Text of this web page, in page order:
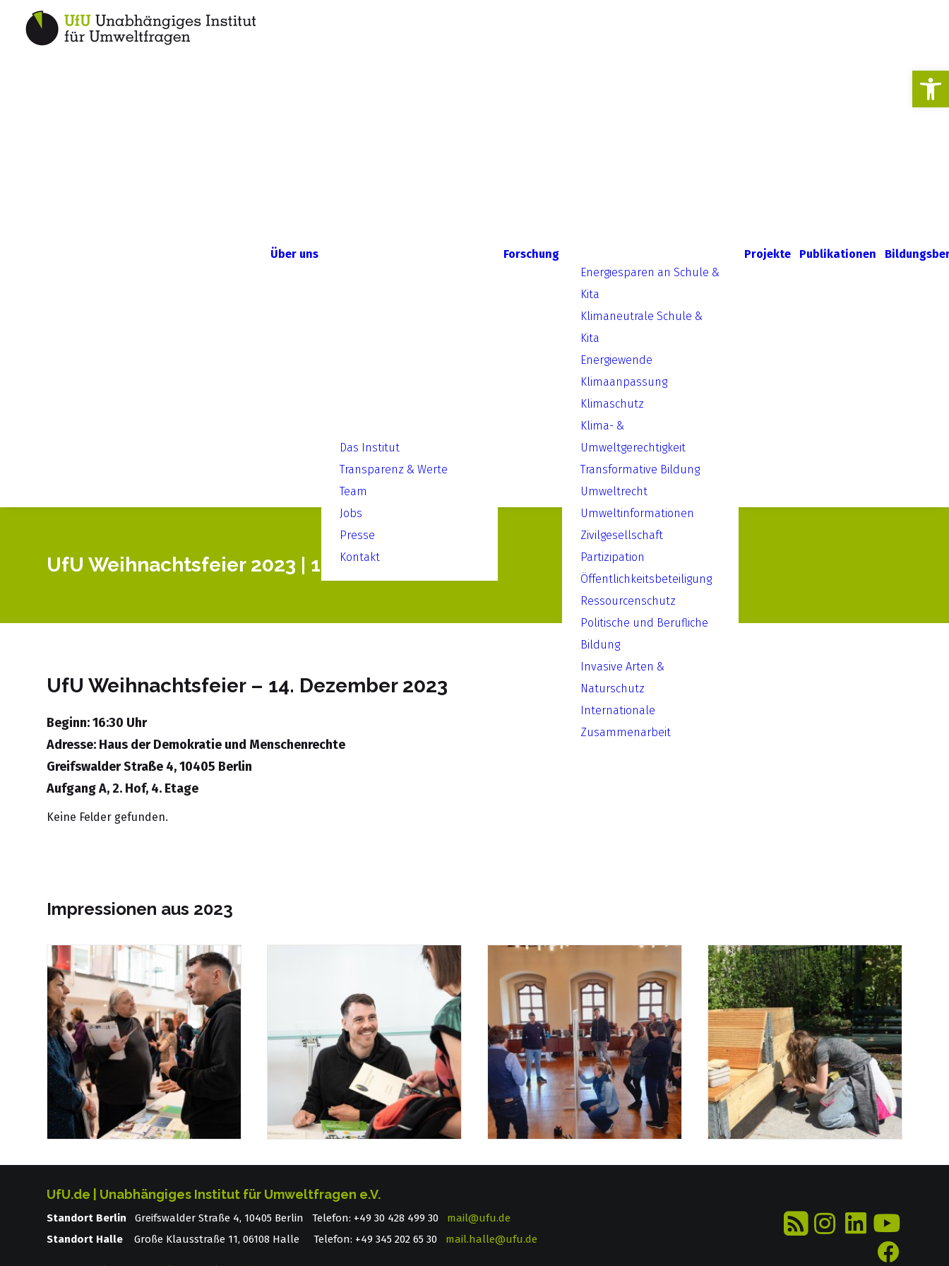
Über uns
Das Institut
Transparenz & Werte
Team
Jobs
Presse
Kontakt
Forschung
Energiesparen an Schule &
Kita
Klimaneutrale Schule &
Kita
Energiewende
Klimaanpassung
Klimaschutz
Klima- &
Umweltgerechtigkeit
Transformative Bildung
Umweltrecht
Umweltinformationen
Zivilgesellschaft
Partizipation
Öffentlichkeitsbeteiligung
Ressourcenschutz
Politische und Berufliche
Bildung
Invasive Arten &
Naturschutz
Internationale
Zusammenarbeit
Projekte Publikationen
UfU Weihnachtsfeier 2023 | 14. Dezember
UfU Weihnachtsfeier – 14. Dezember 2023
Beginn: 16:30 Uhr
Adresse: Haus der Demokratie und Menschenrechte
Greifswalder Straße 4, 10405 Berlin
Aufgang A, 2. Hof, 4. Etage
Keine Felder gefunden.
Impressionen aus 2023
UfU.de | Unabhängiges Institut für Umweltfragen e.V.
Standort Berlin ­ Greifswalder Straße 4, 10405 Berlin Telefon: +49 30 428 499 30 mail@ufu.de
Standort Halle Große Klausstraße 11, 06108 Halle Telefon: +49 345 202 65 30 mail.halle@ufu.de